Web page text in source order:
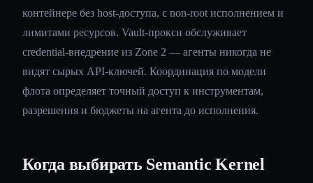
контейнере без host-доступа, с non-root исполнением и
лимитами ресурсов. Vault-прокси обслуживает
credential-внедрение из Zone 2 — агенты никогда не
видят сырых API-ключей. Координация по модели
флота определяет точный доступ к инструментам,
разрешения и бюджеты на агента до исполнения.
Когда выбирать Semantic Kernel